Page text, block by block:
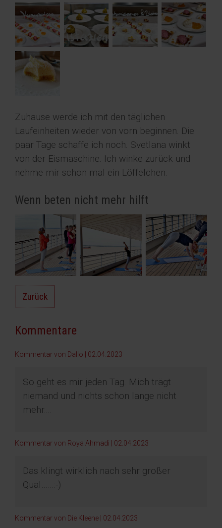
Zuhause werde ich mit den täglichen
Laufeinheiten wieder von vorn beginnen. Die
paar Tage schaffe ich noch. Svetlana winkt
von der Eismaschine. Ich winke zurück und
nehme mir schon mal ein Löffelchen.
Wenn beten nicht mehr hilft
Zurück
Kommentare
Kommentar von Dallo | 02.04.2023
So geht es mir jeden Tag. Mich trägt
niemand und nichts schon lange nicht
mehr....
Kommentar von Roya Ahmadi | 02.04.2023
Das klingt wirklich nach sehr großer
Qual……:-)
Kommentar von Die Kleene | 02.04.2023